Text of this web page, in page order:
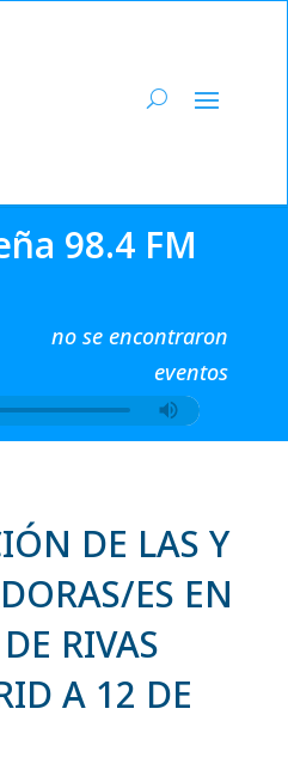
98.4 FM
no se encontraron
eventos
DE LAS Y
ES EN
RIVAS
A 12 DE